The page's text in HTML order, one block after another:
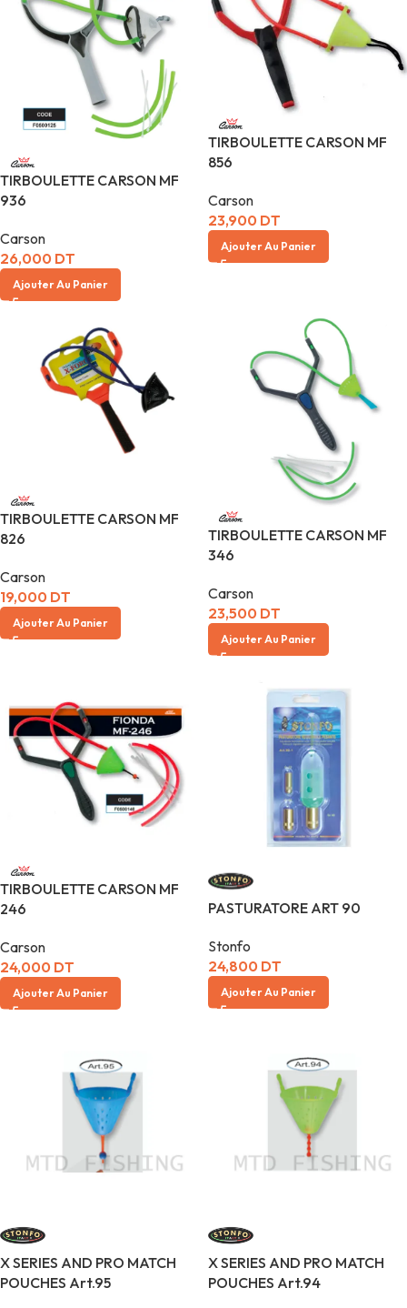
TIRBOULETTE CARSON MF
936
Carson
26,000 DT
Ajouter Au Panier
TIRBOULETTE CARSON MF
856
Carson
23,900 DT
Ajouter Au Panier
TIRBOULETTE CARSON MF
826
Carson
19,000 DT
Ajouter Au Panier
TIRBOULETTE CARSON MF
346
Carson
23,500 DT
Ajouter Au Panier
TIRBOULETTE CARSON MF
246
Carson
24,000 DT
Ajouter Au Panier
PASTURATORE ART 90
Stonfo
24,800 DT
Ajouter Au Panier
X SERIES AND PRO MATCH
POUCHES Art.95
X SERIES AND PRO MATCH
POUCHES Art.94